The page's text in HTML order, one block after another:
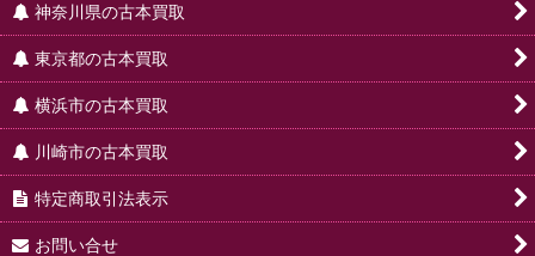
神奈川県の古本買取
東京都の古本買取
横浜市の古本買取
川崎市の古本買取
特定商取引法表示
お問い合せ